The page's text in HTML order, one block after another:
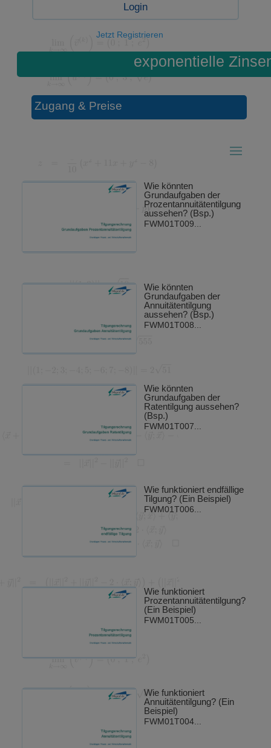
Login
Jetzt Registrieren
exponentielle
Zugang & Preise
Wie könnten
Grundaufgaben der
Prozentannuitätentilgung
aussehen? (Bsp.)
FWM01T009...
Wie könnten
Grundaufgaben der
Annuitätentilgung
aussehen? (Bsp.)
FWM01T008...
Wie könnten
Grundaufgaben der
Ratentilgung aussehen?
(Bsp.)
FWM01T007...
Wie funktioniert endfällige
Tilgung? (Ein Beispiel)
FWM01T006...
Wie funktioniert
Prozentannuitätentilgung?
(Ein Beispiel)
FWM01T005...
Wie funktioniert
Annuitätentilgung? (Ein
Beispiel)
FWM01T004...